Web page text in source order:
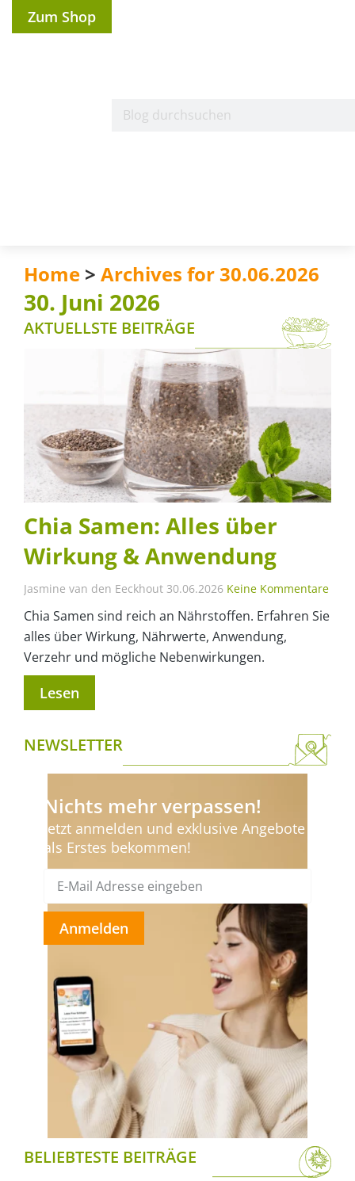
Zum Shop
Home > Archives for 30.06.2026
30. Juni 2026
AKTUELLSTE BEITRÄGE
Chia Samen: Alles über
Wirkung & Anwendung
Jasmine van den Eeckhout 30.06.2026 Keine Kommentare
Chia Samen sind reich an Nährstoffen. Erfahren Sie
alles über Wirkung, Nährwerte, Anwendung,
Verzehr und mögliche Nebenwirkungen.
Lesen
NEWSLETTER
Nichts mehr verpassen!
Jetzt anmelden und exklusive Angebote
als Erstes bekommen!
Anmelden
BELIEBTESTE BEITRÄGE